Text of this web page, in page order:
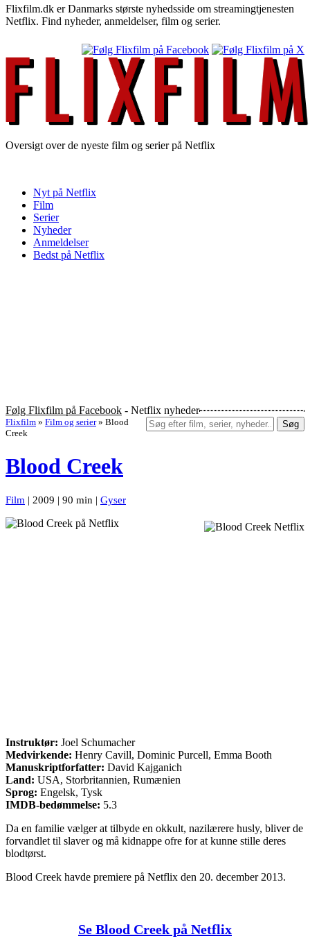
Flixfilm.dk er Danmarks største nyhedsside om streamingtjenesten
Netflix. Find nyheder, anmeldelser, film og serier.
Oversigt over de nyeste film og serier på Netflix
Nyt på Netflix
Film
Serier
Nyheder
Anmeldelser
Bedst på Netflix
Følg Flixfilm på Facebook - Netflix nyheder
Søg
Flixfilm » Film og serier » Blood
Creek
Blood Creek
Film | 2009 | 90 min | Gyser
Instruktør: Joel Schumacher
Medvirkende: Henry Cavill, Dominic Purcell, Emma Booth
Manuskriptforfatter: David Kajganich
Land: USA, Storbritannien, Rumænien
Sprog: Engelsk, Tysk
IMDB-bedømmelse: 5.3
Da en familie vælger at tilbyde en okkult, nazilærere husly, bliver de
forvandlet til slaver og må kidnappe ofre for at kunne stille deres
blodtørst.
Blood Creek havde premiere på Netflix den 20. december 2013.
Se Blood Creek på Netflix